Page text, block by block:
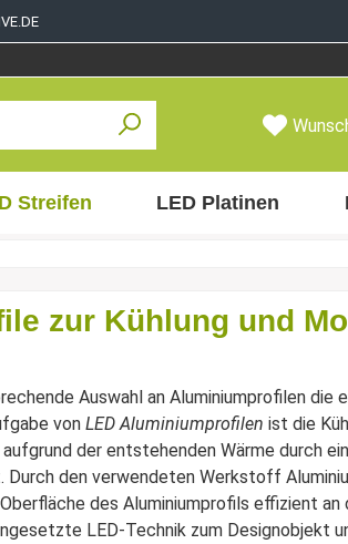
Streifen LED Platinen
zur Kühlung und
Auswahl an Aluminiumprofilen die
von LED Aluminiumprofilen ist die
der entstehenden Wärme durch
den verwendeten Werkstoff
des Aluminiumprofils effizient
LED-Technik zum Designobjekt